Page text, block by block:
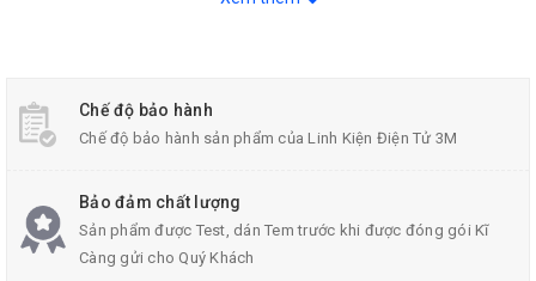
Chế độ bảo hành
Chế độ bảo hành sản phẩm của Linh Kiện Điện Tử 3M
Bảo đảm chất lượng
Sản phẩm được Test, dán Tem trước khi được đóng gói Kĩ
Càng gửi cho Quý Khách